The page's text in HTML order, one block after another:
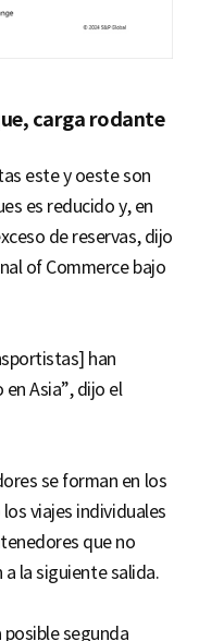
carga rodante
este y oeste son
es reducido y, en
de reservas, dijo
of Commerce bajo
han
Asia”, dijo el
se forman en los
viajes individuales
que no
la siguiente salida.
posible segunda